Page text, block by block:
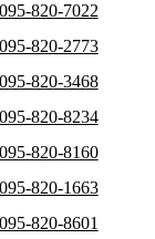
095-820-7022
095-820-2773
095-820-3468
095-820-8234
095-820-8160
095-820-1663
095-820-8601